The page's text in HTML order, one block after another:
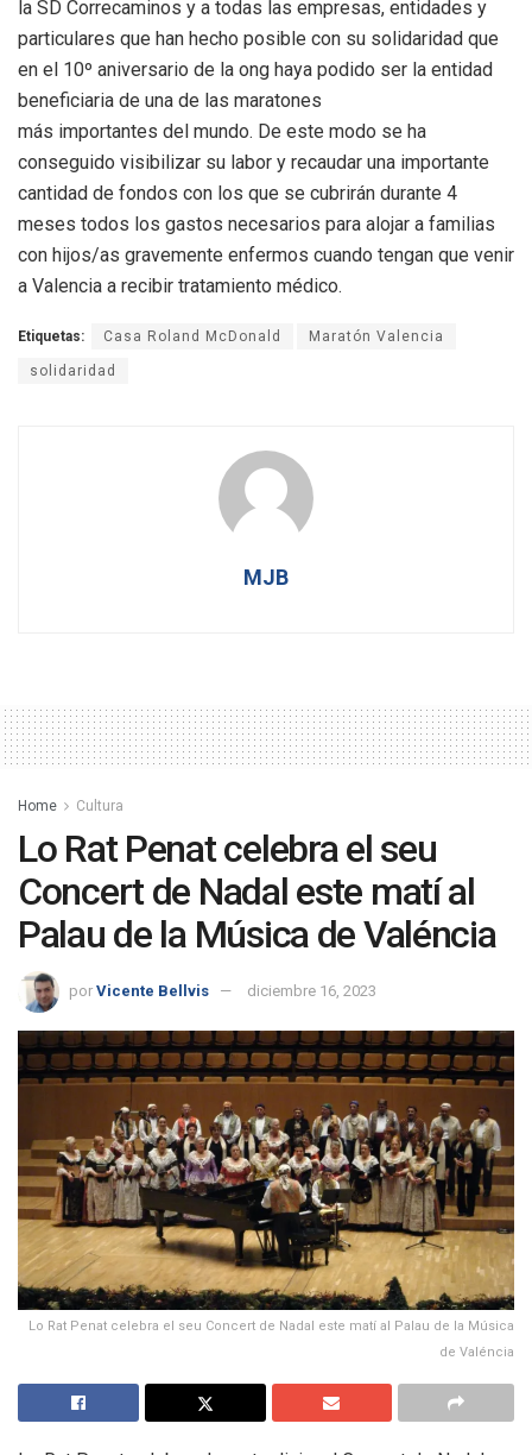
la SD Correcaminos y a todas las empresas, entidades y
particulares que han hecho posible con su solidaridad que
en el 10º aniversario de la ong haya podido ser la entidad
beneficiaria de una de las maratones
más importantes del mundo. De este modo se ha
conseguido visibilizar su labor y recaudar una importante
cantidad de fondos con los que se cubrirán durante 4
meses todos los gastos necesarios para alojar a familias
con hijos/as gravemente enfermos cuando tengan que venir
a Valencia a recibir tratamiento médico.
Etiquetas: Casa Roland McDonald Maratón Valencia
solidaridad
MJB
Home Cultura
Lo Rat Penat celebra el seu
Concert de Nadal este matí al
Palau de la Música de Valéncia
por Vicente Bellvis diciembre 16, 2023
Lo Rat Penat celebra el seu Concert de Nadal este matí al Palau de la Música
de Valéncia